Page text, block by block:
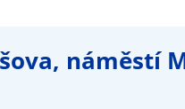
náměstí